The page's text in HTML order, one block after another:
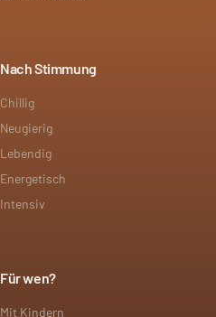
Nach Stimmung
Chillig
Neugierig
Lebendig
Energetisch
Intensiv
Für wen?
Mit Kindern